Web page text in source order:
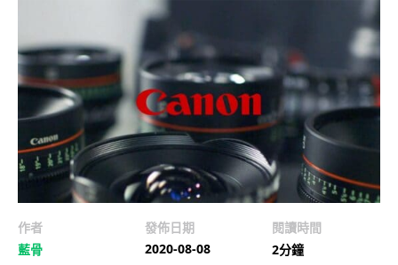
作者
藍骨
發佈日期
2020-08-08
閱讀時間
2分鐘